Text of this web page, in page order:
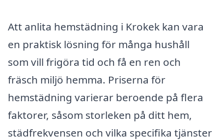
Att anlita hemstädning i Krokek kan vara
en praktisk lösning för många hushåll
som vill frigöra tid och få en ren och
fräsch miljö hemma. Priserna för
hemstädning varierar beroende på flera
faktorer, såsom storleken på ditt hem,
städfrekvensen och vilka specifika tjänster